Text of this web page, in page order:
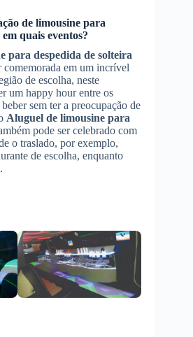
de limousine para
em quais eventos?
para despedida de solteira
comemorada em um incrível
de escolha, neste
um happy hour entre os
sem ter a preocupação de
Aluguel de limousine para
pode ser celebrado com
o traslado, por exemplo,
de escolha, enquanto